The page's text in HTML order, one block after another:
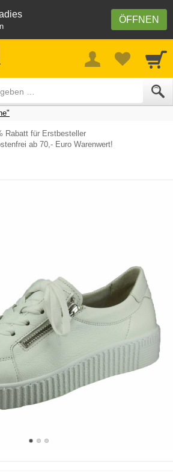
ÖFFNEN
Rabatt für Erstbesteller
ab 70,- Euro Warenwert!